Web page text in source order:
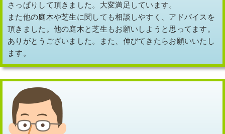
さっぱりして頂きました。大変満足しています。
また他の庭木や芝生に関しても相談しやすく、アドバイスを
頂きました。他の庭木と芝生もお願いしようと思ってます。
ありがとうございました。また、伸びてきたらお願いいたし
ます。